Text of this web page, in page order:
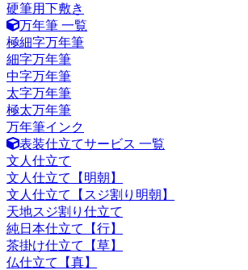
硬筆用下敷き
万年筆 一覧
極細字万年筆
細字万年筆
中字万年筆
太字万年筆
極太万年筆
万年筆インク
表装仕立てサービス 一覧
文人仕立て
文人仕立て【明朝】
文人仕立て【スジ割り明朝】
天地スジ割り仕立て
純日本仕立て【行】
茶掛け仕立て【草】
仏仕立て【真】